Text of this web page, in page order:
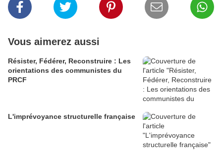
Vous aimerez aussi
Résister, Fédérer, Reconstruire : Les
orientations des communistes du
PRCF
L'imprévoyance structurelle française